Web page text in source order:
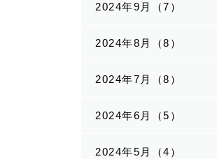
2024年9月（7）
2024年8月（8）
2024年7月（8）
2024年6月（5）
2024年5月（4）